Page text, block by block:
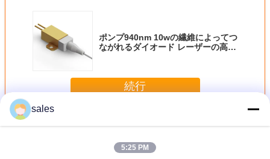
ポンプ940nm 10wの繊維によってつ
ながれるダイオード レーザーの高い
続行
多く繊維はダイオード レーザーをつなぎました
sales
5:25 PM